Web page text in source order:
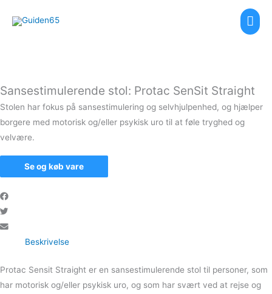
Sansestimulerende stol: Protac SenSit Straight
Stolen har fokus på sansestimulering og selvhjulpenhed, og hjælper
borgere med motorisk og/eller psykisk uro til at føle tryghed og
velvære.
Se og køb vare
Beskrivelse
Protac Sensit Straight er en sansestimulerende stol til personer, som
har motorisk og/eller psykisk uro, og som har svært ved at rejse og